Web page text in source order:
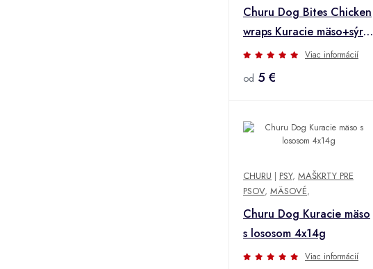
Churu Dog Bites Chicken
wraps Kuracie mäso+sýr
8x12g
Viac informácií
od 5 €
CHURU | PSY, MAŠKRTY PRE
PSOV, MÄSOVÉ,
Churu Dog Kuracie mäso
s lososom 4x14g
Viac informácií